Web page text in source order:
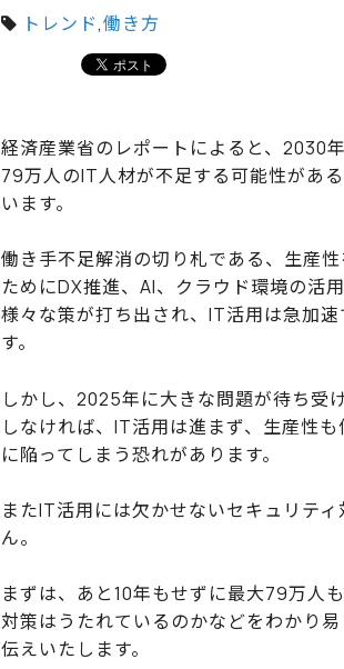
トレンド,働き方
経済産業省のレポートによると、2030
79万人のIT人材が不足する可能性があ
います。
働き手不足解消の切り札である、生産
ためにDX推進、AI、クラウド環境の活
様々な策が打ち出され、IT活用は急加速
す。
しかし、2025年に大きな問題が待ち受
しなければ、IT活用は進まず、生産性
に陥ってしまう恐れがあります。
またIT活用には欠かせないセキュリテ
ん。
まずは、あと10年もせずに最大79万人
対策はうたれているのかなどをわかり
伝えいたします。